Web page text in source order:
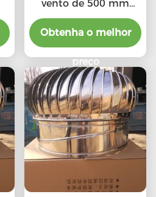
vento de 500 mm
(20")
Obtenha o melhor
preço